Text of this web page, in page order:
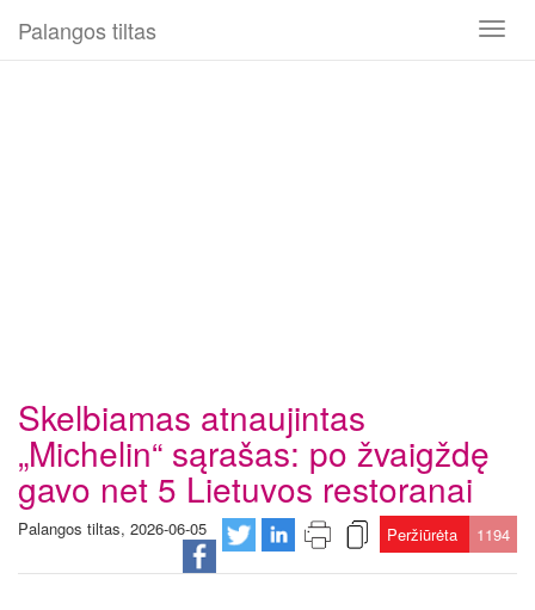
Toggle
Palangos tiltas
Skelbiamas atnaujintas
„Michelin“ sąrašas: po žvaigždę
gavo net 5 Lietuvos restoranai
Palangos tiltas, 2026-06-05 Peržiūrėta 1194